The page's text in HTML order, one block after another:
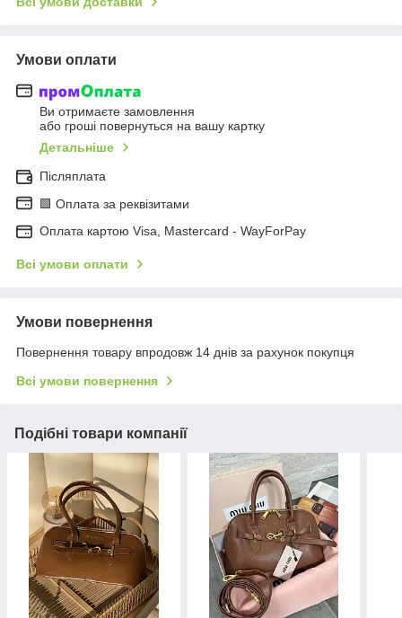
Умови оплати
Ви отримаєте замовлення
або гроші повернуться на вашу картку
Детальніше
Післяплата
🟩 Оплата за реквізитами
Оплата картою Visa, Mastercard - WayForPay
Всі умови оплати
Умови повернення
Повернення товару впродовж 14 днів за рахунок покупця
Всі умови повернення
Подібні товари компанії